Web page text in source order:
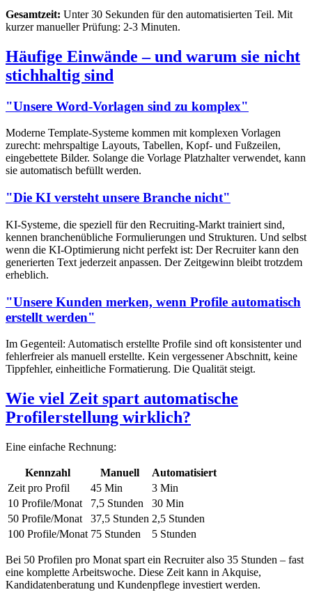
Gesamtzeit: Unter 30 Sekunden für den automatisierten Teil. Mit
kurzer manueller Prüfung: 2-3 Minuten.
Häufige Einwände – und warum sie nicht
stichhaltig sind
"Unsere Word-Vorlagen sind zu komplex"
Moderne Template-Systeme kommen mit komplexen Vorlagen
zurecht: mehrspaltige Layouts, Tabellen, Kopf- und Fußzeilen,
eingebettete Bilder. Solange die Vorlage Platzhalter verwendet, kann
sie automatisch befüllt werden.
"Die KI versteht unsere Branche nicht"
KI-Systeme, die speziell für den Recruiting-Markt trainiert sind,
kennen branchenübliche Formulierungen und Strukturen. Und selbst
wenn die KI-Optimierung nicht perfekt ist: Der Recruiter kann den
generierten Text jederzeit anpassen. Der Zeitgewinn bleibt trotzdem
erheblich.
"Unsere Kunden merken, wenn Profile automatisch
erstellt werden"
Im Gegenteil: Automatisch erstellte Profile sind oft konsistenter und
fehlerfreier als manuell erstellte. Kein vergessener Abschnitt, keine
Tippfehler, einheitliche Formatierung. Die Qualität steigt.
Wie viel Zeit spart automatische
Profilerstellung wirklich?
Eine einfache Rechnung:
Kennzahl Manuell
Automatisiert
Zeit pro Profil
45 Min
3 Min
10 Profile/Monat
7,5 Stunden
30 Min
50 Profile/Monat
37,5 Stunden 2,5 Stunden
100 Profile/Monat 75 Stunden 5 Stunden
Bei 50 Profilen pro Monat spart ein Recruiter also 35 Stunden – fast
eine komplette Arbeitswoche. Diese Zeit kann in Akquise,
Kandidatenberatung und Kundenpflege investiert werden.